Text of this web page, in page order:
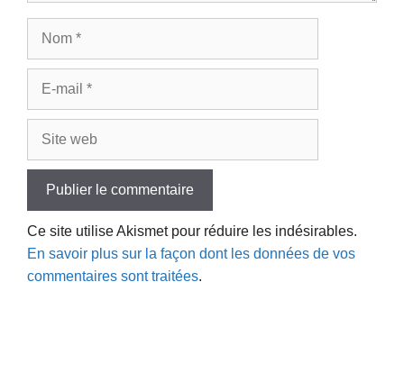
Ce site utilise Akismet pour réduire les indésirables.
En savoir plus sur la façon dont les données de vos
commentaires sont traitées.